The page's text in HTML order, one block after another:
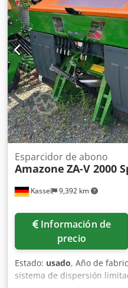
Kassel 9,392 km
Esparcidor de abono
Amazone ZA-V 2000
Información de
precio
Estado: usado, Año de
sistema de dispersión